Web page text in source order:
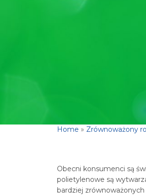
Home » Zrównoważony
Obecni konsumenci są
polietylenowe są
bardziej